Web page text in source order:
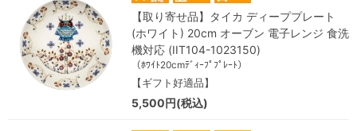
【取り寄せ品】タイカ ディーププレート
(ホワイト) 20cm オーブン 電子レンジ 食洗
機対応 (IIT104-1023150)
（ﾎﾜｲﾄ20cmﾃﾞｨｰﾌﾟﾌﾟﾚｰﾄ）
【ギフト好適品】
5,500円(税込)